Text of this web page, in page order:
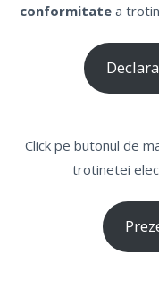
conformitatea
Click pe butonul de
trotinetei